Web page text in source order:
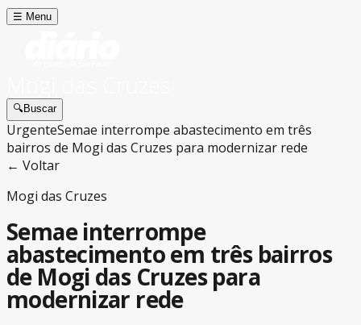
☰ Menu
🔍Buscar
UrgenteSemae interrompe abastecimento em três
bairros de Mogi das Cruzes para modernizar rede
← Voltar
Mogi das Cruzes
Semae interrompe
abastecimento em três bairros
de Mogi das Cruzes para
modernizar rede